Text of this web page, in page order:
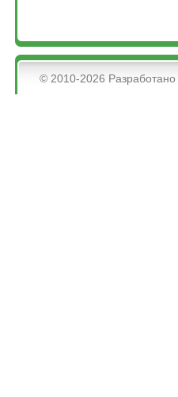
&bsps;
© 2010-2026